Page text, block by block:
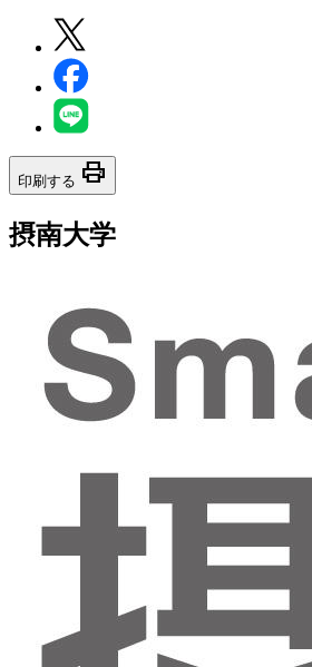
印刷する print
摂南大学